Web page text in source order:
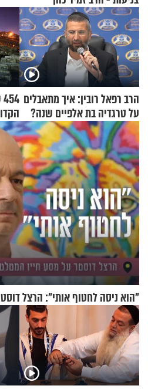
הרב רפאל רובין: איך מתאבלים
על טרגדיה בת אלפיים שנה?
"הוא ניסה לחטוף אותי": הרצל